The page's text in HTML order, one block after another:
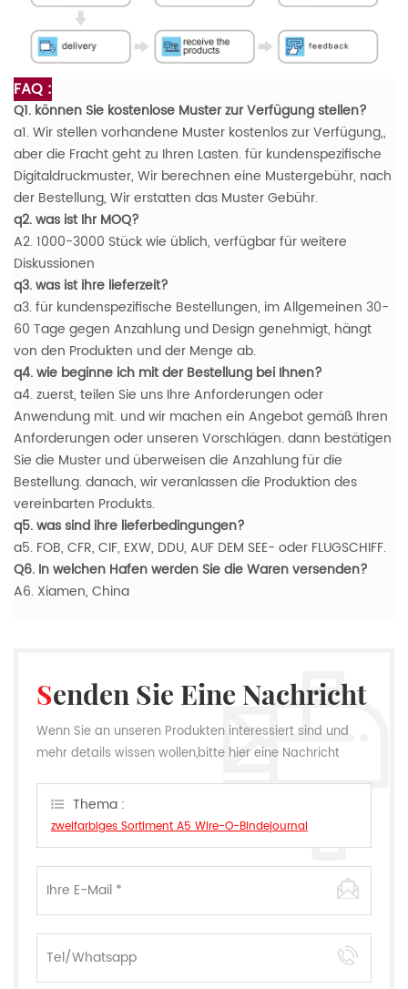
FAQ :
Q1. können Sie kostenlose Muster zur Verfügung stellen?
a1. Wir stellen vorhandene Muster kostenlos zur Verfügung,,
aber die Fracht geht zu Ihren Lasten. für kundenspezifische
Digitaldruckmuster, Wir berechnen eine Mustergebühr, nach
der Bestellung, Wir erstatten das Muster Gebühr.
q2. was ist Ihr MOQ?
A2. 1000-3000 Stück wie üblich, verfügbar für weitere
Diskussionen
q3. was ist ihre lieferzeit?
a3. für kundenspezifische Bestellungen, im Allgemeinen 30-
60 Tage gegen Anzahlung und Design genehmigt, hängt
von den Produkten und der Menge ab.
q4. wie beginne ich mit der Bestellung bei Ihnen?
a4. zuerst, teilen Sie uns Ihre Anforderungen oder
Anwendung mit. und wir machen ein Angebot gemäß Ihren
Anforderungen oder unseren Vorschlägen. dann bestätigen
Sie die Muster und überweisen die Anzahlung für die
Bestellung. danach, wir veranlassen die Produktion des
vereinbarten Produkts.
q5. was sind ihre lieferbedingungen?
a5. FOB, CFR, CIF, EXW, DDU, AUF DEM SEE- oder FLUGSCHIFF.
Q6. In welchen Hafen werden Sie die Waren versenden?
A6. Xiamen, China
Senden Sie Eine Nachricht
Wenn Sie an unseren Produkten interessiert sind und
mehr details wissen wollen,bitte hier eine Nachricht
können.Thema :
zweifarbiges Sortiment A5 Wire-O-Bindejournal